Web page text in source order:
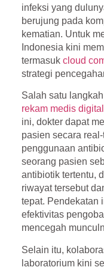
infeksi yang
berujung pada
kematian. Untuk
Indonesia kini
termasuk cloud
strategi
Salah satu
rekam medis
ini, dokter dapat
pasien secara
penggunaan
seorang pasien
antibiotik tertentu,
riwayat tersebut
tepat. Pendekatan
efektivitas
mencegah
Selain itu,
laboratorium kini